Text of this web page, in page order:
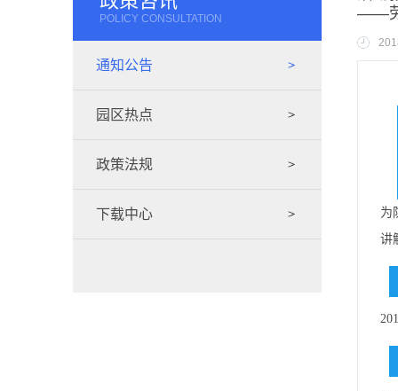
POLICY CONSULTATION
通知公告
园区热点
政策法规
下载中心
——劳
为
讲